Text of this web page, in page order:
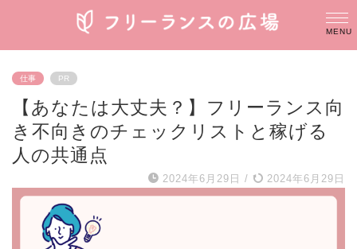
仕事 PR
【あなたは大丈夫？】フリーランス向
き不向きのチェックリストと稼げる
人の共通点
2024年6月29日 / 2024年6月29日